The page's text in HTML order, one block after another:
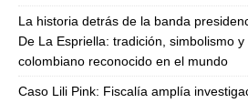
La historia detrás de la banda
De La Espriella: tradición, simbolismo
colombiano reconocido en el mundo
Caso Lili Pink: Fiscalía amplía